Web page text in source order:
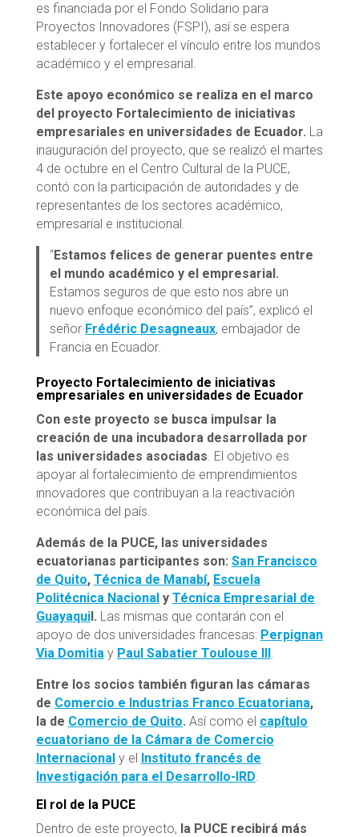
es financiada por el Fondo Solidario para
Proyectos Innovadores (FSPI), así se espera
establecer y fortalecer el vínculo entre los mundos
académico y el empresarial.
Este apoyo económico se realiza en el marco
del proyecto Fortalecimiento de iniciativas
empresariales en universidades de Ecuador. La
inauguración del proyecto, que se realizó el martes
4 de octubre en el Centro Cultural de la PUCE,
contó con la participación de autoridades y de
representantes de los sectores académico,
empresarial e institucional.
“Estamos felices de generar puentes entre
el mundo académico y el empresarial.
Estamos seguros de que esto nos abre un
nuevo enfoque económico del país”, explicó el
señor Frédéric Desagneaux, embajador de
Francia en Ecuador.
Proyecto Fortalecimiento de iniciativas
empresariales en universidades de Ecuador
Con este proyecto se busca impulsar la
creación de una incubadora desarrollada por
las universidades asociadas . El objetivo es
apoyar al fortalecimiento de emprendimientos
innovadores que contribuyan a la reactivación
económica del país.
Además de la PUCE, las universidades
ecuatorianas participantes son: San Francisco
de Quito, Técnica de Manabí, Escuela
Politécnica Nacionaly Técnica Empresarial de
Guayaquil. Las mismas que contarán con el
apoyo de dos universidades francesas: Perpignan
Via Domitia y Paul Sabatier Toulouse III.
Entre los socios también figuran las cámaras
de Comercio e Industrias Franco Ecuatoriana,
la de Comercio de Quito. Así como el capítulo
ecuatoriano de la Cámara de Comercio
Internacionaly el Instituto francés de
Investigación para el Desarrollo-IRD
El rol de la PUCE
Dentro de este proyecto, la PUCE recibirá más